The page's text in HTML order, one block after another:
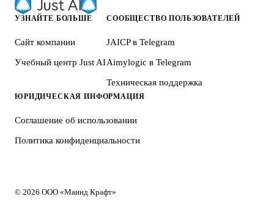
УЗНАЙТЕ БОЛЬШЕ
Сайт компании
Учебный центр Just AI
СООБЩЕСТВО ПОЛЬЗОВАТЕЛЕЙ
JAICP в Telegram
Aimylogic в Telegram
Техническая поддержка
ЮРИДИЧЕСКАЯ ИНФОРМАЦИЯ
Соглашение об использовании
Политика конфиденциальности
© 2026 ООО «Маинд Крафт»